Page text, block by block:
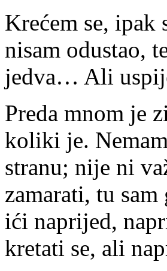
Krećem se, ipak
nisam odustao,
jedva… Ali
Preda mnom je
koliki je.
stranu; nije ni
zamarati, tu
ići naprijed,
kretati se, ali